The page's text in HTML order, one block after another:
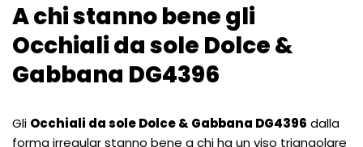
A chi stanno bene gli
Occhiali da sole Dolce &
Gabbana DG4396
Gli Occhiali da sole Dolce & Gabbana DG4396 dalla
forma irregular stanno bene a chi ha un viso triangolare